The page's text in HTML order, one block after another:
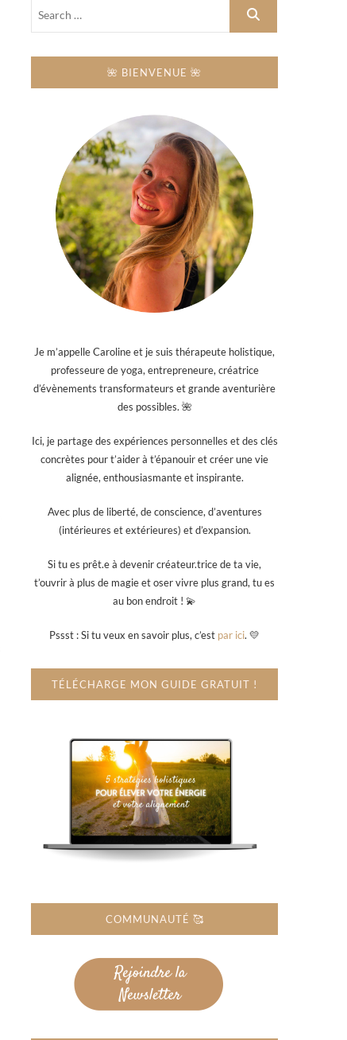
🌺 BIENVENUE 🌺
Je m’appelle Caroline et je suis thérapeute holistique,
professeure de yoga, entrepreneure, créatrice
d’évènements transformateurs et grande aventurière
des possibles. 🌺
Ici, je partage des expériences personnelles et des clés
concrètes pour t’aider à t’épanouir et créer une vie
alignée, enthousiasmante et inspirante.
Avec plus de liberté, de conscience, d’aventures
(intérieures et extérieures) et d’expansion.
Si tu es prêt.e à devenir créateur.trice de ta vie,
t’ouvrir à plus de magie et oser vivre plus grand, tu es
au bon endroit ! 💫
Pssst : Si tu veux en savoir plus, c’est par ici. 💛
TÉLÉCHARGE MON GUIDE GRATUIT !
COMMUNAUTÉ 🥰